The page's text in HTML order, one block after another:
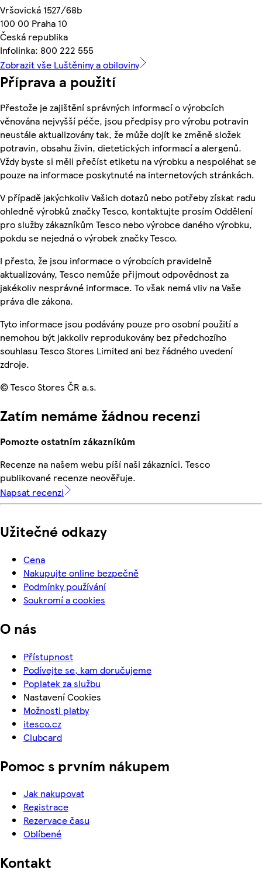
Vršovická 1527/68b
100 00 Praha 10
Česká republika
Infolinka: 800 222 555
Zobrazit vše Luštěniny a obiloviny
Příprava a použití
Přestože je zajištění správných informací o výrobcích
věnována nejvyšší péče, jsou předpisy pro výrobu potravin
neustále aktualizovány tak, že může dojít ke změně složek
potravin, obsahu živin, dietetických informací a alergenů.
Vždy byste si měli přečíst etiketu na výrobku a nespoléhat se
pouze na informace poskytnuté na internetových stránkách.
V případě jakýchkoliv Vašich dotazů nebo potřeby získat radu
ohledně výrobků značky Tesco, kontaktujte prosím Oddělení
pro služby zákazníkům Tesco nebo výrobce daného výrobku,
pokdu se nejedná o výrobek značky Tesco.
I přesto, že jsou informace o výrobcích pravidelně
aktualizovány, Tesco nemůže přijmout odpovědnost za
jakékoliv nesprávné informace. To však nemá vliv na Vaše
práva dle zákona.
Tyto informace jsou podávány pouze pro osobní použití a
nemohou být jakkoliv reprodukovány bez předchozího
souhlasu Tesco Stores Limited ani bez řádného uvedení
zdroje.
© Tesco Stores ČR a.s.
Zatím nemáme žádnou recenzi
Pomozte ostatním zákazníkům
Recenze na našem webu píší naši zákazníci. Tesco
publikované recenze neověřuje.
Napsat recenzi
Užitečné odkazy
Cena
Nakupujte online bezpečně
Podmínky používání
Soukromí a cookies
O nás
Přístupnost
Podívejte se, kam doručujeme
Poplatek za službu
Nastavení Cookies
Možnosti platby
itesco.cz
Clubcard
Pomoc s prvním nákupem
Jak nakupovat
Registrace
Rezervace času
Oblíbené
Kontakt